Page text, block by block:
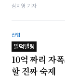
심지영 기자
산업
밀덕텔링
10억 짜리 자
할 진짜 숙제